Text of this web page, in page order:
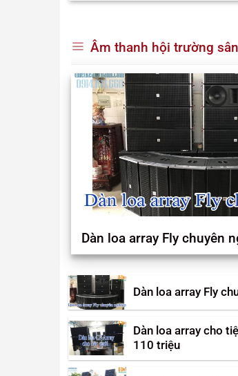
Âm thanh hội trường
Dàn loa array Fly chuyên
Dàn loa array Fly
Dàn loa array cho
110 triệu